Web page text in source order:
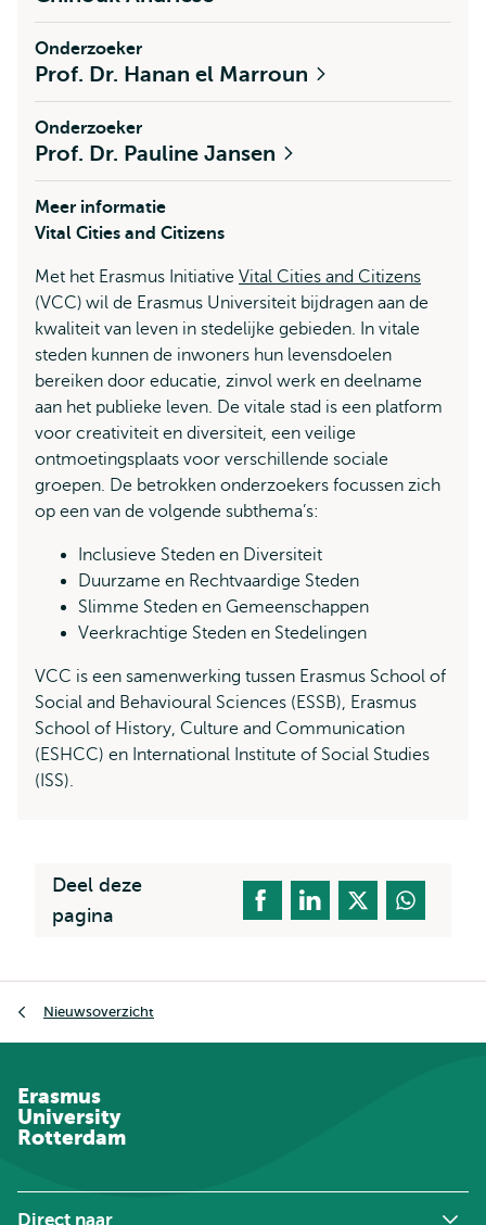
Onderzoeker
Prof. Dr. Hanan el Marroun
Onderzoeker
Prof. Dr. Pauline Jansen
Meer informatie
Vital Cities and Citizens
Met het Erasmus Initiative Vital Cities and Citizens
(VCC) wil de Erasmus Universiteit bijdragen aan de
kwaliteit van leven in stedelijke gebieden. In vitale
steden kunnen de inwoners hun levensdoelen
bereiken door educatie, zinvol werk en deelname
aan het publieke leven. De vitale stad is een platform
voor creativiteit en diversiteit, een veilige
ontmoetingsplaats voor verschillende sociale
groepen. De betrokken onderzoekers focussen zich
op een van de volgende subthema’s:
Inclusieve Steden en Diversiteit
Duurzame en Rechtvaardige Steden
Slimme Steden en Gemeenschappen
Veerkrachtige Steden en Stedelingen
VCC is een samenwerking tussen Erasmus School of
Social and Behavioural Sciences (ESSB), Erasmus
School of History, Culture and Communication
(ESHCC) en International Institute of Social Studies
(ISS).
Deel deze
pagina
Nieuwsoverzicht
Erasmus
University
Rotterdam
Direct naar